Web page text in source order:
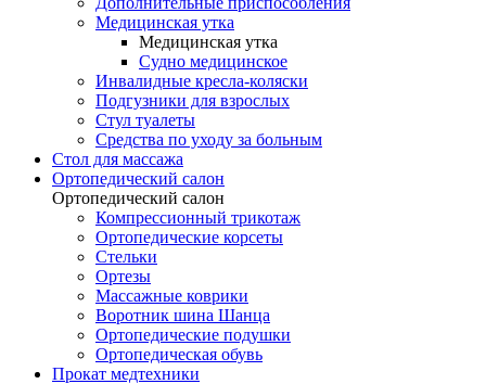
Медицинская утка
Медицинская утка
Судно медицинское
Инвалидные кресла-коляски
Подгузники для взрослых
Стул туалеты
Средства по уходу за больным
Cтол для массажа
Ортопедический салон
Ортопедический салон
Компрессионный трикотаж
Ортопедические корсеты
Стельки
Ортезы
Массажные коврики
Воротник шина Шанца
Ортопедические подушки
Ортопедическая обувь
Прокат медтехники